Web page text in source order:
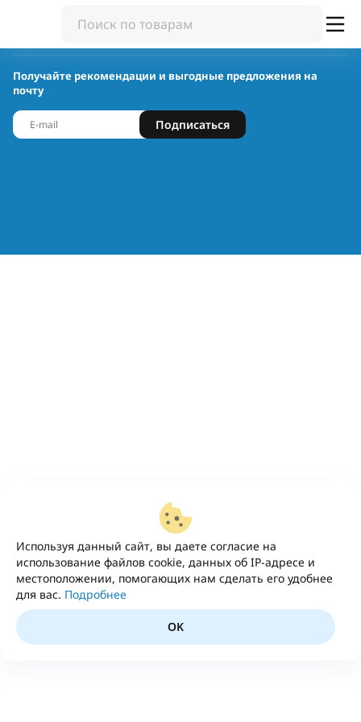
Используя данный сайт, вы даете согласие на
использование файлов cookie, данных об IP-адресе и
местоположении, помогающих нам сделать его удобнее
для вас. Подробнее
OK
Получайте рекомендации и выгодные предложения на
почту
Подписаться